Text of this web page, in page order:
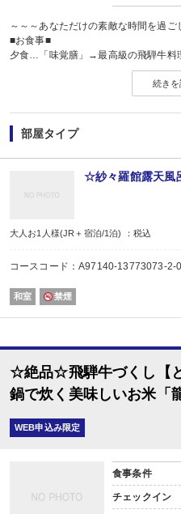
～～～あなただけの素敵な時間を過ご
■お食事■
夕食…「味覚膳」→最高級の飛騨牛料
下呂産米「龍の瞳」を土鍋で炊いた
＊「龍の瞳」→「米・食味分析鑑定
朝食…「和定食」（朝食時は契約農家
※夕食・朝食共に、お部屋でご用意い
※お食事の提供数が定員人数より多く
※1/1、1/2、1/3は料理内容が異なり
※朝食のこしひかりに関しては、仕入
①おしゃれ浴衣貸出サービス(大人の女
③岩盤浴を割引料金又はショットバー
さらに、【紗々羅館一般和室・和洋室
④貸切露天風呂30分無料（ご希望の
＜貸切露天風呂・岩盤浴のご利用に関
・ご利用日によっては混み合ってい
・貸切露天風呂は石鹸、シャンプーな
・岩盤浴は男性のみのご利用はでき
■その他■
・ＪＲでお越しの場合、下呂駅から
夕食（ランチ）は３８５０円（休前
お電話にて事前にご連絡くださいませ。
続きを
部屋タイプ
☆紗々羅館露天風
大人お1人様(JR＋宿泊/1泊) ：税込
コースコード：A97140-13773073-2-
和室 禁煙
☆絶品☆飛騨牛づくし【
鍋で炊く美味しいお米「
WEB申込み限定
食事条件
チェックイン